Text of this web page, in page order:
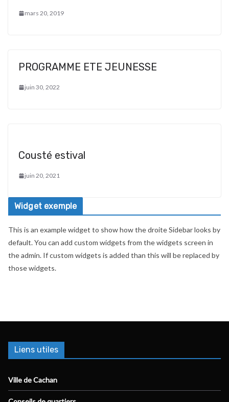
mars 20, 2019
PROGRAMME ETE JEUNESSE
juin 30, 2022
Cousté estival
juin 20, 2021
Widget exemple
This is an example widget to show how the droite Sidebar looks by
default. You can add custom widgets from the widgets screen in
the admin. If custom widgets is added than this will be replaced by
those widgets.
Liens utiles
Ville de Cachan